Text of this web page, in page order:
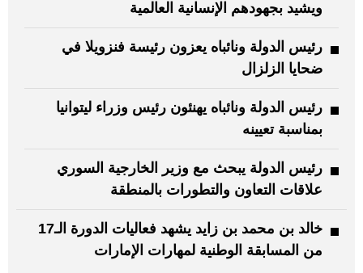
ويشيد بجهودهم الإنسانية العالمية
رئيس الدولة ونائباه يعزون رئيسة فنزويلا في
ضحايا الزلزال
رئيس الدولة ونائباه يهنئون رئيس وزراء ليتوانيا
بمناسبة تعيينه
رئيس الدولة يبحث مع وزير الخارجية السوري
علاقات التعاون والتطورات بالمنطقة
خالد بن محمد بن زايد يشهد فعاليات الدورة الـ17
من المسابقة الوطنية لمهارات الإمارات